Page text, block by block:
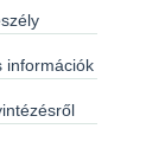
információk